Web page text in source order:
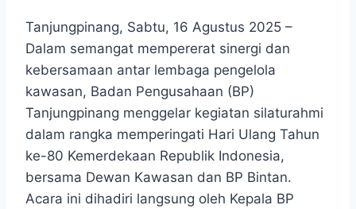
Tanjungpinang, Sabtu, 16 Agustus 2025 –
Dalam semangat mempererat sinergi dan
kebersamaan antar lembaga pengelola
kawasan, Badan Pengusahaan (BP)
Tanjungpinang menggelar kegiatan silaturahmi
dalam rangka memperingati Hari Ulang Tahun
ke-80 Kemerdekaan Republik Indonesia,
bersama Dewan Kawasan dan BP Bintan.
Acara ini dihadiri langsung oleh Kepala BP